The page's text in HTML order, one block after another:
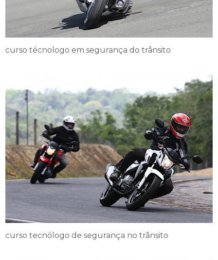
curso técnologo em segurança do trânsito
curso tecnólogo de segurança no trânsito